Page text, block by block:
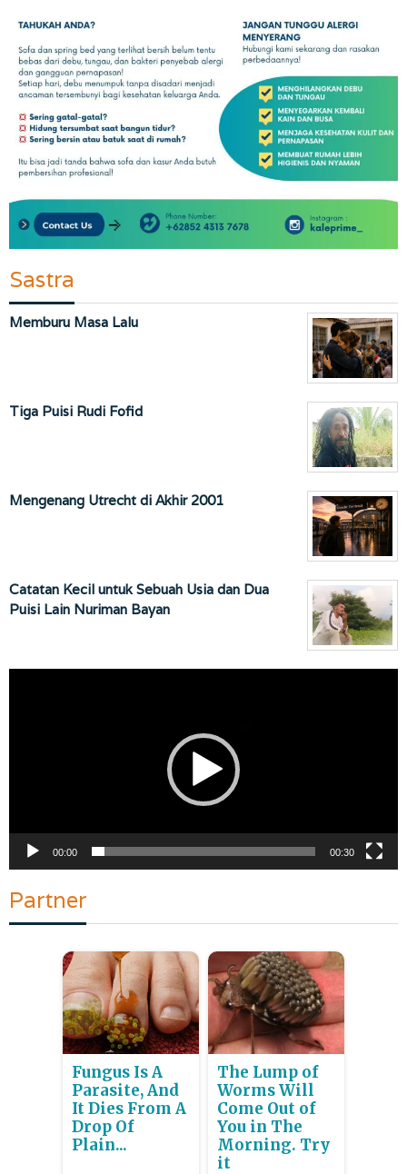
Sastra
Memburu Masa Lalu
Tiga Puisi Rudi Fofid
Mengenang Utrecht di Akhir 2001
Catatan Kecil untuk Sebuah Usia dan Dua
Puisi Lain Nuriman Bayan
00:00 00:30
Partner
Fungus Is A
Parasite, And
It Dies From A
Drop Of
Plain...
The Lump of
Worms Will
Come Out of
You in The
Morning. Try
it